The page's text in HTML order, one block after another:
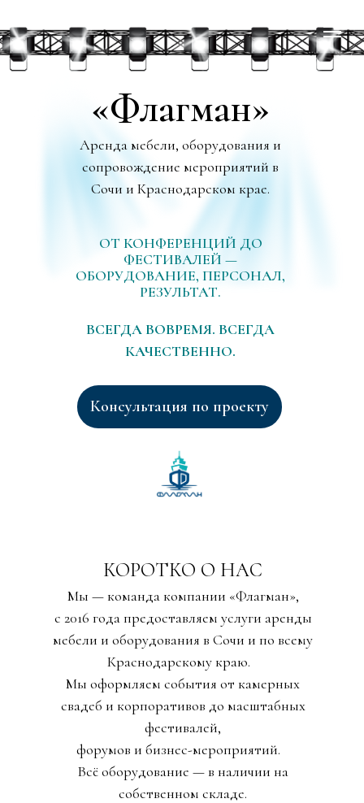
Консультация по проекту
«Флагман»
Аренда мебели, оборудования и
сопровождение мероприятий в
Сочи и Краснодарском крае.
ОТ КОНФЕРЕНЦИЙ ДО
ФЕСТИВАЛЕЙ —
ОБОРУДОВАНИЕ, ПЕРСОНАЛ,
РЕЗУЛЬТАТ.
ВСЕГДА ВОВРЕМЯ. ВСЕГДА
КАЧЕСТВЕННО.
КОРОТКО О НАС
Мы — команда компании «Флагман»,
с 2016 года предоставляем услуги аренды
мебели и оборудования в Сочи и по всему
Краснодарскому краю.
Мы оформляем события от камерных
свадеб и корпоративов до масштабных
фестивалей,
форумов и бизнес-мероприятий.
Всё оборудование — в наличии на
собственном складе.